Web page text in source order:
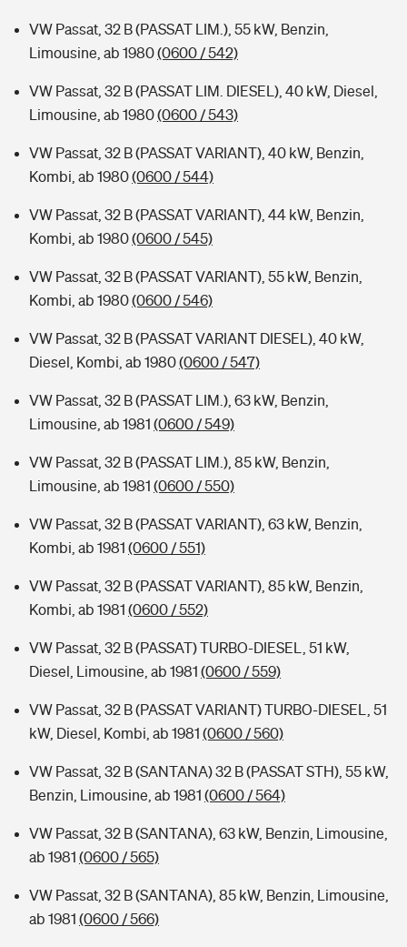
VW Passat, 32 B (PASSAT LIM.), 55 kW, Benzin,
Limousine, ab 1980(0600 / 542)
VW Passat, 32 B (PASSAT LIM. DIESEL), 40 kW, Diesel,
Limousine, ab 1980(0600 / 543)
VW Passat, 32 B (PASSAT VARIANT), 40 kW, Benzin,
Kombi, ab 1980(0600 / 544)
VW Passat, 32 B (PASSAT VARIANT), 44 kW, Benzin,
Kombi, ab 1980(0600 / 545)
VW Passat, 32 B (PASSAT VARIANT), 55 kW, Benzin,
Kombi, ab 1980(0600 / 546)
VW Passat, 32 B (PASSAT VARIANT DIESEL), 40 kW,
Diesel, Kombi, ab 1980(0600 / 547)
VW Passat, 32 B (PASSAT LIM.), 63 kW, Benzin,
Limousine, ab 1981 (0600 / 549)
VW Passat, 32 B (PASSAT LIM.), 85 kW, Benzin,
Limousine, ab 1981 (0600 / 550)
VW Passat, 32 B (PASSAT VARIANT), 63 kW, Benzin,
Kombi, ab 1981 (0600 / 551)
VW Passat, 32 B (PASSAT VARIANT), 85 kW, Benzin,
Kombi, ab 1981 (0600 / 552)
VW Passat, 32 B (PASSAT) TURBO-DIESEL, 51 kW,
Diesel, Limousine, ab 1981 (0600 / 559)
VW Passat, 32 B (PASSAT VARIANT) TURBO-DIESEL, 51
kW, Diesel, Kombi, ab 1981 (0600 / 560)
VW Passat, 32 B (SANTANA) 32 B (PASSAT STH), 55 kW,
Benzin, Limousine, ab 1981 (0600 / 564)
VW Passat, 32 B (SANTANA), 63 kW, Benzin, Limousine,
ab 1981 (0600 / 565)
VW Passat, 32 B (SANTANA), 85 kW, Benzin, Limousine,
ab 1981 (0600 / 566)